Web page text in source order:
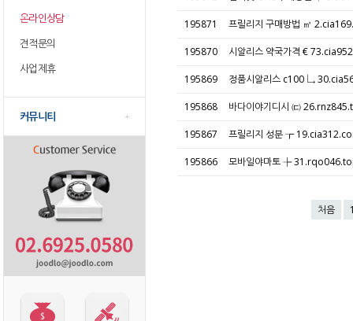
온라인상담
견적문의
사업제휴
커뮤니티
195871 프릴리지 구매방법 ㎡
195870 시알리스 약국가격 €
195869 정품시알리스 c100 ↳
195868 바다이야기디시 ㈂
195867 프릴리지 성분 ┲
195866 모바일야마토 ┾
처음